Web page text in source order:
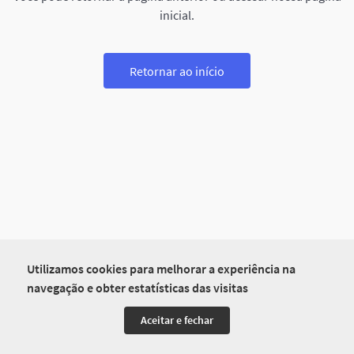
Utilizamos cookies para melhorar a experiência na
navegação e obter estatísticas das visitas
Aceitar e fechar
inicial.
Retornar ao início